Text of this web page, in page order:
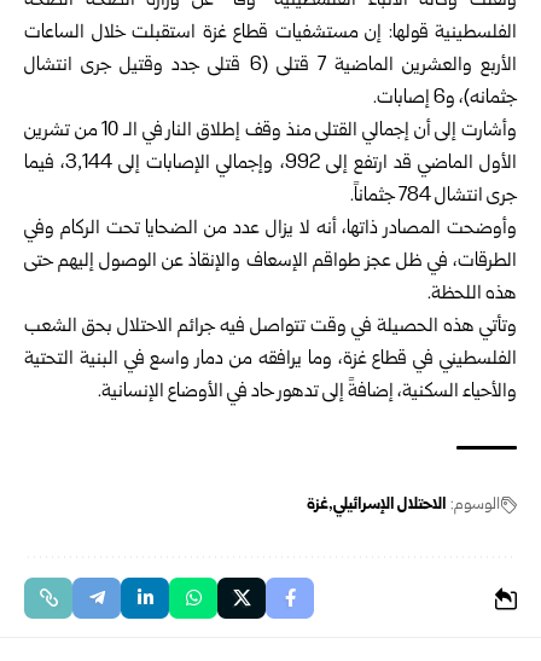
الفلسطينية ‏قولها: إن مستشفيات قطاع غزة استقبلت خلال الساعات
الأربع والعشرين ‏الماضية 7 قتلى (6 قتلى جدد وقتيل جرى انتشال
جثمانه)، و6 إصابات. ‏
وأشارت إلى أن إجمالي القتلى منذ وقف إطلاق النار في الـ 10 من تشرين
‏الأول الماضي قد ارتفع إلى 992، وإجمالي الإصابات إلى 3,144، فيما
‏جرى انتشال 784 جثماناً.‏
وأوضحت المصادر ذاتها، أنه لا يزال عدد من الضحايا تحت الركام وفي
‏الطرقات، في ظل عجز طواقم الإسعاف والإنقاذ عن الوصول إليهم حتى
هذه ‏اللحظة.‏
وتأتي هذه الحصيلة في وقت تتواصل فيه جرائم الاحتلال بحق الشعب
‏الفلسطيني في قطاع غزة، وما يرافقه من ‏دمار واسع في البنية التحتية
‏والأحياء السكنية، إضافةً إلى تدهور حاد في الأوضاع ‏الإنسانية.‏
الوسوم: الاحتلال الإسرائيلي غزة‎